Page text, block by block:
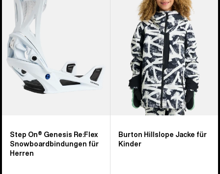
Genesis
Re:Flex
Snowboardbindung
für
Herren
Step On® Genesis Re:Flex
Snowboardbindungen für
Herren
Burton Hillslope Jacke für
Kinder